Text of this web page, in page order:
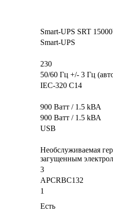
Smart-UPS SRT
Smart-UPS
230
50/60 Гц +/- 3 Гц
IEC-320 C14
900 Ватт / 1.5 kВА
900 Ватт / 1.5 kВА
USB
Необслуживаемая
загущенным
3
APCRBC132
1
Есть